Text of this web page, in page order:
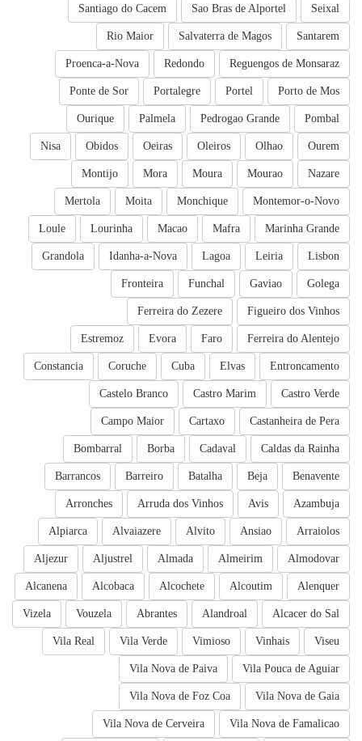
Seixal
Sao Bras de Alportel
Santiago do Cacem
Santarem
Salvaterra de Magos
Rio Maior
Reguengos de Monsaraz
Redondo
Proenca-a-Nova
Porto de Mos
Portel
Portalegre
Ponte de Sor
Pombal
Pedrogao Grande
Palmela
Ourique
Ourem
Olhao
Oleiros
Oeiras
Obidos
Nisa
Nazare
Mourao
Moura
Mora
Montijo
Montemor-o-Novo
Monchique
Moita
Mertola
Marinha Grande
Mafra
Macao
Lourinha
Loule
Lisbon
Leiria
Lagoa
Idanha-a-Nova
Grandola
Golega
Gaviao
Funchal
Fronteira
Figueiro dos Vinhos
Ferreira do Zezere
Ferreira do Alentejo
Faro
Evora
Estremoz
Entroncamento
Elvas
Cuba
Coruche
Constancia
Castro Verde
Castro Marim
Castelo Branco
Castanheira de Pera
Cartaxo
Campo Maior
Caldas da Rainha
Cadaval
Borba
Bombarral
Benavente
Beja
Batalha
Barreiro
Barrancos
Azambuja
Avis
Arruda dos Vinhos
Arronches
Arraiolos
Ansiao
Alvito
Alvaiazere
Alpiarca
Almodovar
Almeirim
Almada
Aljustrel
Aljezur
Alenquer
Alcoutim
Alcochete
Alcobaca
Alcanena
Alcacer do Sal
Alandroal
Abrantes
Vouzela
Vizela
Viseu
Vinhais
Vimioso
Vila Verde
Vila Real
Vila Pouca de Aguiar
Vila Nova de Paiva
Vila Nova de Gaia
Vila Nova de Foz Coa
Vila Nova de Famalicao
Vila Nova de Cerveira